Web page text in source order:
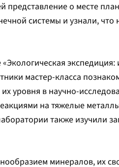
представление о месте
системы и узнали,
«Экологическая
мастер-класса
уровня в научно-
на тяжелые
также изучили
минералов, их